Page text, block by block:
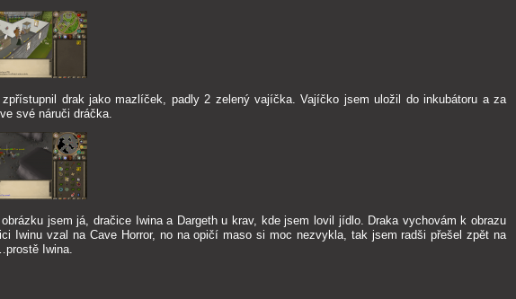
drak jako mazlíček, padly 2 zelený vajíčka. Vajíčko jsem uložil do inkubátoru a za
své náruči dráčka.
jsem já, dračice Iwina a Dargeth u krav, kde jsem lovil jídlo. Draka vychovám k obrazu
Iwinu vzal na Cave Horror, no na opičí maso si moc nezvykla, tak jsem radši přešel zpět na
Iwina.